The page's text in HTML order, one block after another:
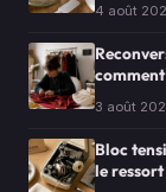
4 août
3 août
Bloc
le